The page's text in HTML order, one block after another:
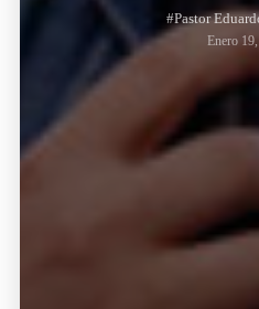
#Pastor
Enero